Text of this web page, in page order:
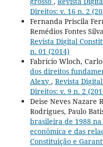
Direitos: v. 16 n. 2
Fernanda Priscila
Remédios Fontes
Revista Digital
n. 01 (2014)
Fabrício Wloch,
dos direitos
Alexy , Revista
Direitos: v. 9 n. 2
Deise Neves Nazare
Rodrigues, Paulo
brasileira de 1988
econômica e das
Constituição e